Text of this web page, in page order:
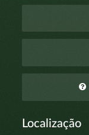
Localização